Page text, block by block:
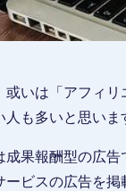
或いは「アフィ
も多いと思いま
成果報酬型の広
ビスの広告を掲